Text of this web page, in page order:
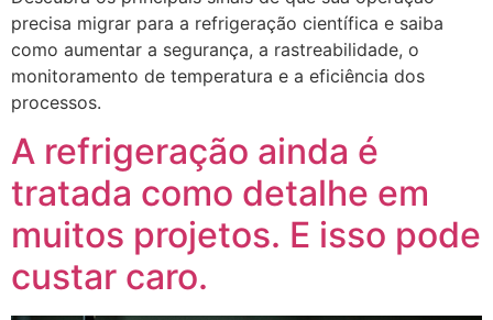
precisa migrar para a refrigeração científica e saiba
como aumentar a segurança, a rastreabilidade, o
monitoramento de temperatura e a eficiência dos
processos.
A refrigeração ainda é
tratada como detalhe em
muitos projetos. E isso pode
custar caro.